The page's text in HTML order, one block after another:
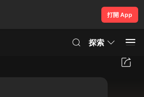
打開 App
探索